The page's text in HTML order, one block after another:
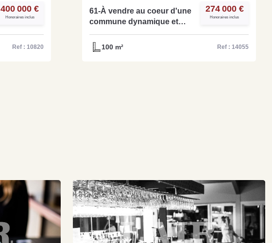
400 000 €
Honoraires inclus
Ref : 10820
61-À vendre au coeur d'une
commune dynamique et
bar tabac loto pmu - Réf
14055
274 000 €
Honoraires inclus
100 m² Ref : 14055